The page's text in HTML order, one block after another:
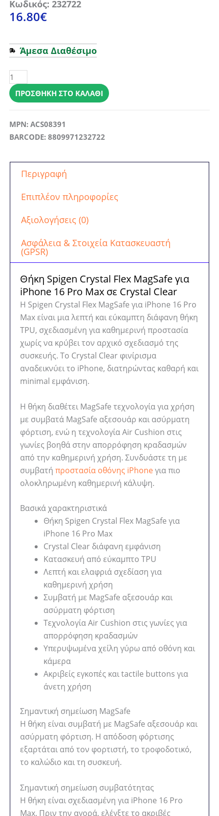
Κωδικός: 232722
16.80€
Άμεσα Διαθέσιμο
iPhone
16
Pro
Spigen
Crystal
MagSafe
Crystal
(ACS08391)
ποσότητα
ΠΡΟΣΘΉΚΗ ΣΤΟ ΚΑΛΆΘΙ
MPN: ACS08391
BARCODE: 8809971232722
Περιγραφή
Επιπλέον πληροφορίες
Αξιολογήσεις (0)
Ασφάλεια & Στοιχεία Κατασκευαστή
(GPSR)
Θήκη Spigen Crystal Flex MagSafe για
iPhone 16 Pro Max σε Crystal Clear
Η Spigen Crystal Flex MagSafe για iPhone 16 Pro
Max είναι μια λεπτή και εύκαμπτη διάφανη θήκη
TPU, σχεδιασμένη για καθημερινή προστασία
χωρίς να κρύβει τον αρχικό σχεδιασμό της
συσκευής. Το Crystal Clear φινίρισμα
αναδεικνύει το iPhone, διατηρώντας καθαρή και
minimal εμφάνιση.
Η θήκη διαθέτει MagSafe τεχνολογία για χρήση
με συμβατά MagSafe αξεσουάρ και ασύρματη
φόρτιση, ενώ η τεχνολογία Air Cushion στις
γωνίες βοηθά στην απορρόφηση κραδασμών
από την καθημερινή χρήση. Συνδυάστε τη με
συμβατή προστασία οθόνης iPhoneγια πιο
ολοκληρωμένη καθημερινή κάλυψη.
Βασικά χαρακτηριστικά
Θήκη Spigen Crystal Flex MagSafe για
iPhone 16 Pro Max
Crystal Clear διάφανη εμφάνιση
Κατασκευή από εύκαμπτο TPU
Λεπτή και ελαφριά σχεδίαση για
καθημερινή χρήση
Συμβατή με MagSafe αξεσουάρ και
ασύρματη φόρτιση
Τεχνολογία Air Cushion στις γωνίες για
απορρόφηση κραδασμών
Υπερυψωμένα χείλη γύρω από οθόνη και
κάμερα
Ακριβείς εγκοπές και tactile buttons για
άνετη χρήση
Σημαντική σημείωση MagSafe
Η θήκη είναι συμβατή με MagSafe αξεσουάρ και
ασύρματη φόρτιση. Η απόδοση φόρτισης
εξαρτάται από τον φορτιστή, το τροφοδοτικό,
το καλώδιο και τη συσκευή.
Σημαντική σημείωση συμβατότητας
Η θήκη είναι σχεδιασμένη για iPhone 16 Pro
Max. Πριν την αγορά, ελέγξτε το ακριβές